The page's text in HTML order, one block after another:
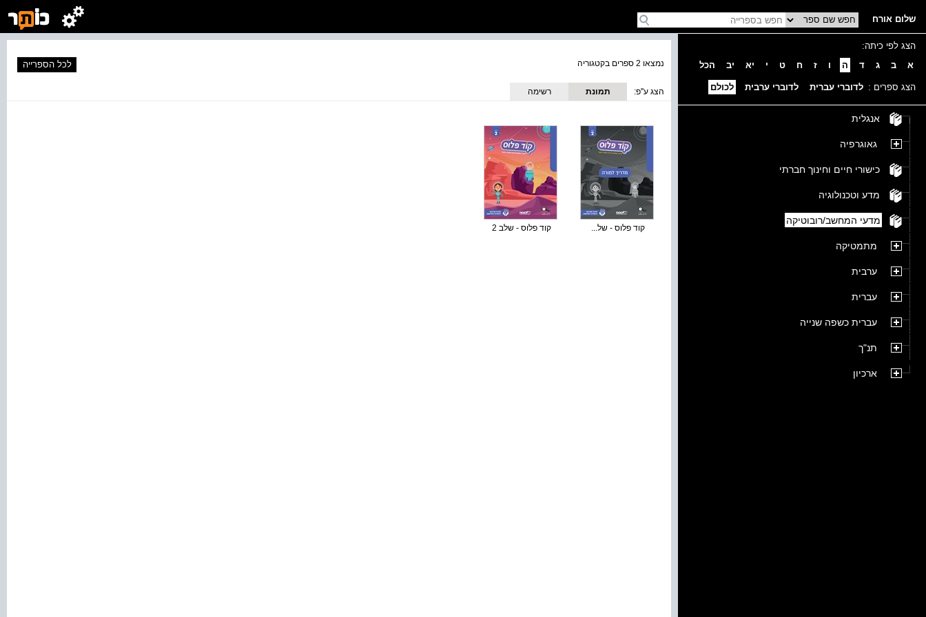
שלום אורח
הצג לפי כיתה:
א
ב ג ד ה ו ז ח ט י יא יב הכל
הצג ספרים : לדוברי עברית לדוברי ערבית לכולם
אנגלית
גאוגרפיה
כישורי חיים וחינוך חברתי
מדע וטכנולוגיה
מדעי המחשב/רובוטיקה
מתמטיקה
ערבית
עברית
עברית כשפה שנייה
תנ"ך
ארכיון
נמצאו 2 ספרים בקטגוריה לכל הספרייה
הצג ע''פ:
תמונת
רשימה
קוד פלוס - של... קוד פלוס - שלב 2